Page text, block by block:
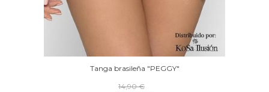
Tanga brasileña "PEGGY"
14,90 €